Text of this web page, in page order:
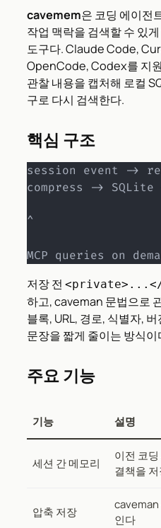
cavemem은 코딩 에이전
작업 맥락을 검색할 수 있
도구다. Claude Code,
OpenCode, Codex를 지
관찰 내용을 캡처해 로컬
구로 다시 검색한다.
핵심 구조
session event ->
compress -> SQLite
^
MCP queries on
저장 전
하고, caveman 문법으로
블록, URL, 경로, 식별자,
문장을 짧게 줄이는 방식이
주요 기능
기능 설명
세션 간 메모리
이전 코
결책을
압축 저장
caveman
인다